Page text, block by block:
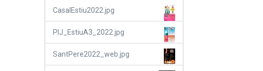
CasalEstiu2022.jpg
PIJ_EstiuA3_2022.jpg
SantPere2022_web.jpg